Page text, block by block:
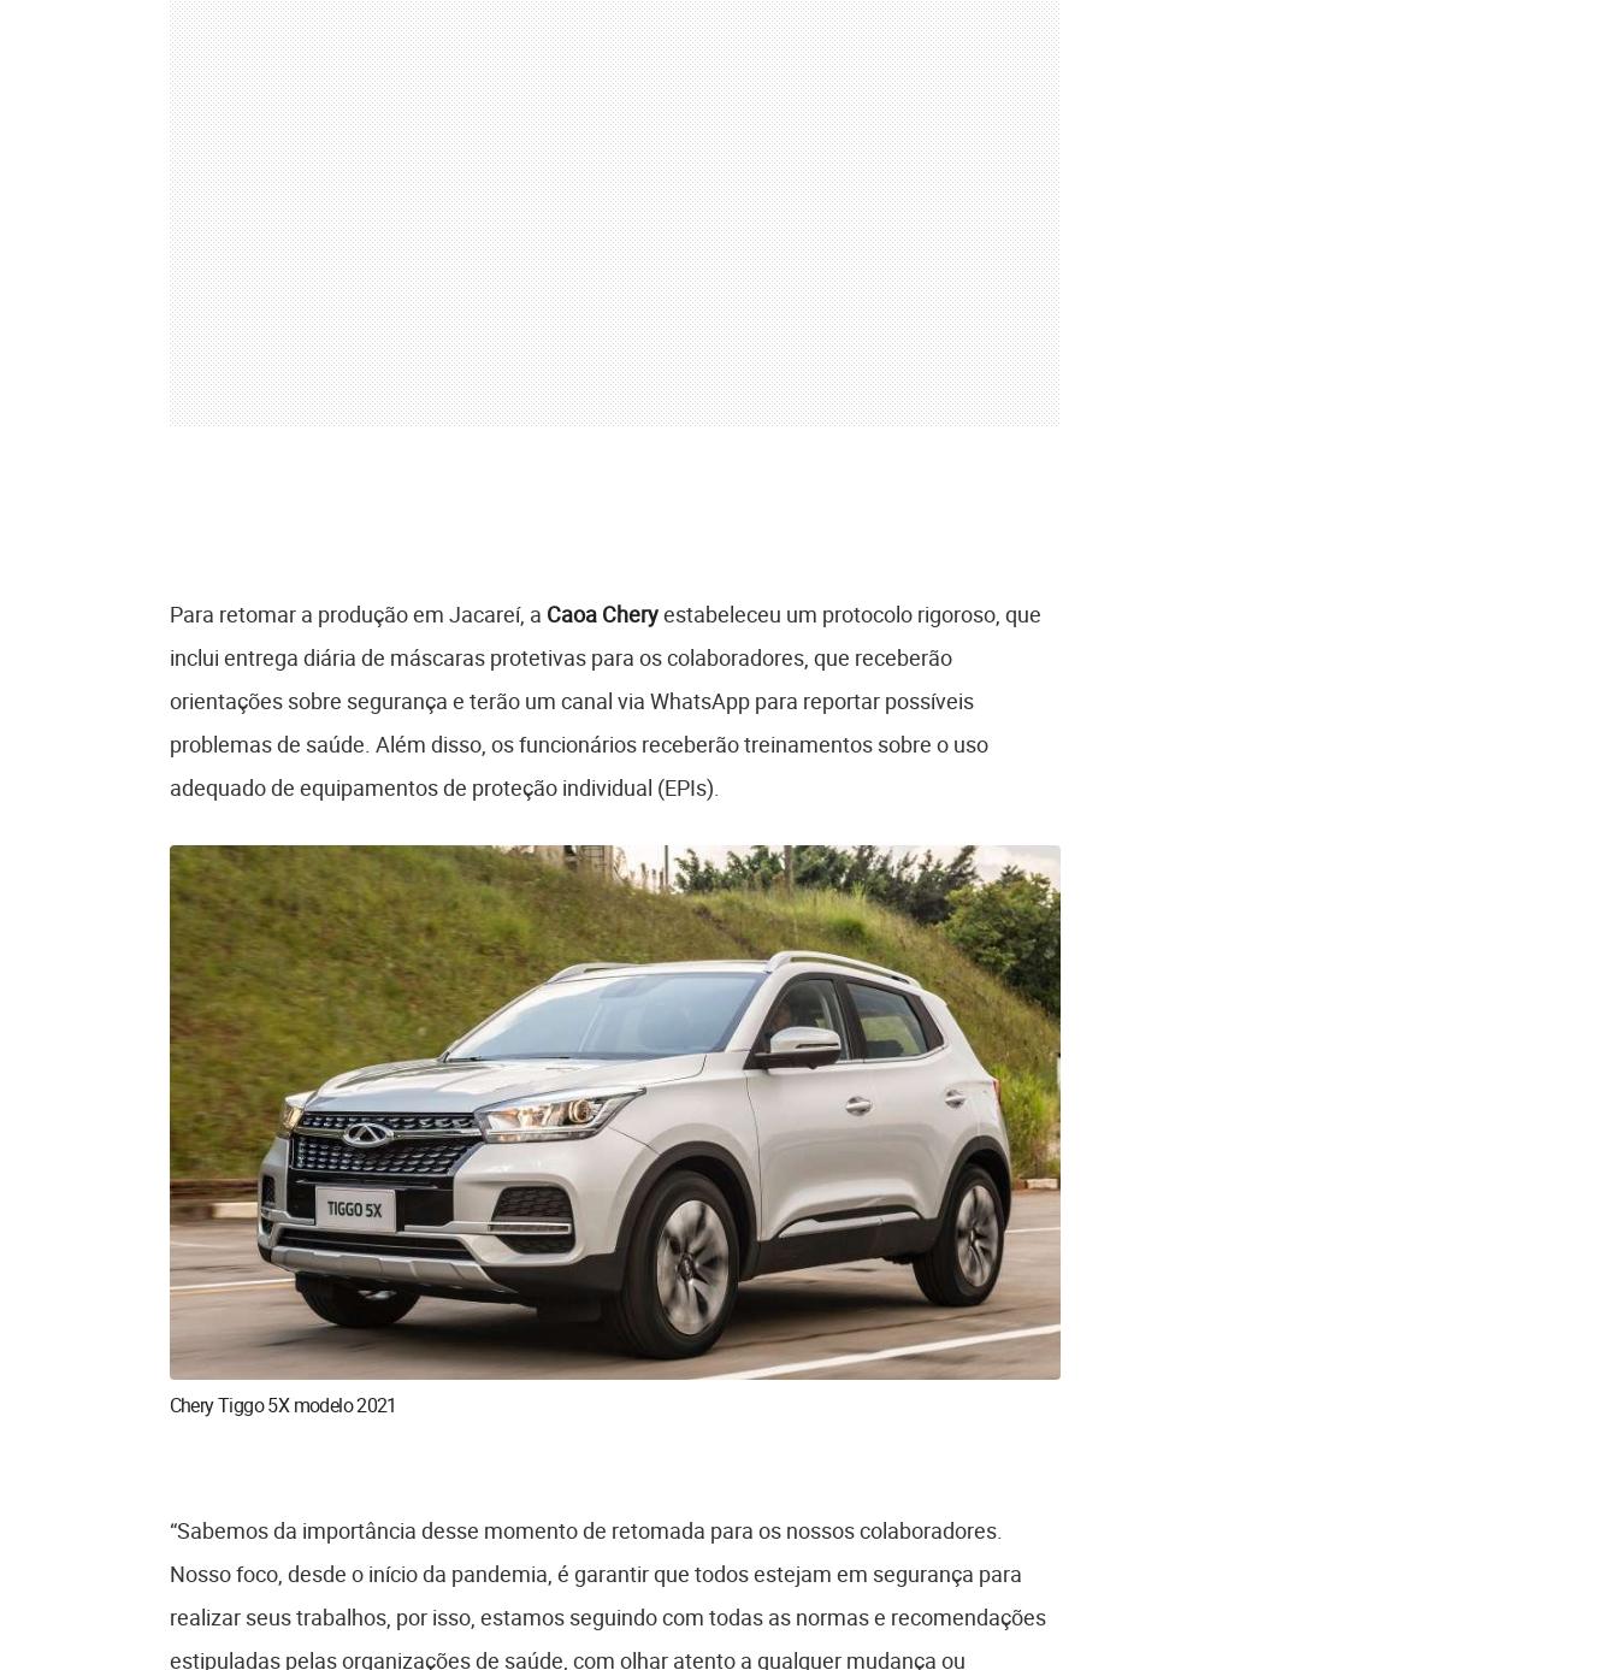
Para retomar a produção em Jacareí, a Caoa Cheryestabeleceu um protocolo rigoroso, que
inclui entrega diária de máscaras protetivas para os colaboradores, que receberão
orientações sobre segurança e terão um canal via WhatsApp para reportar possíveis
problemas de saúde. Além disso, os funcionários receberão treinamentos sobre o uso
adequado de equipamentos de proteção individual (EPIs).
Chery Tiggo 5X modelo 2021
“Sabemos da importância desse momento de retomada para os nossos colaboradores.
Nosso foco, desde o início da pandemia, é garantir que todos estejam em segurança para
realizar seus trabalhos, por isso, estamos seguindo com todas as normas e recomendações
estipuladas pelas organizações de saúde, com olhar atento a qualquer mudança ou